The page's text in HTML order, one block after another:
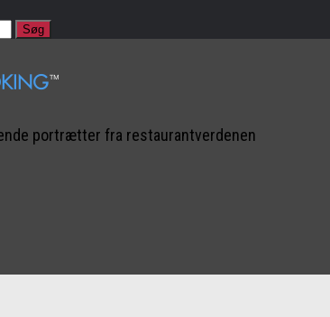
portrætter fra restaurantverdenen